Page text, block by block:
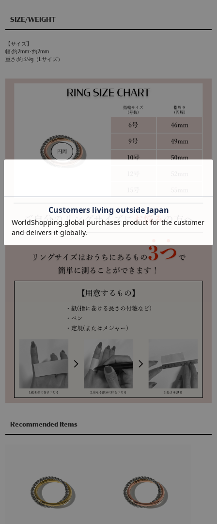
SIZE/WEIGHT
【サイズ】
幅:約2mm×約2mm
重さ:約3.9g（Lサイズ）
Recommended Items